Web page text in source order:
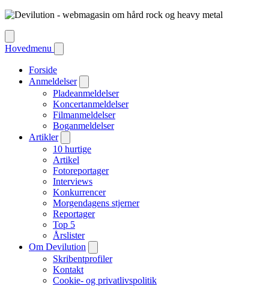
Hovedmenu
Forside
Anmeldelser
Pladeanmeldelser
Koncertanmeldelser
Filmanmeldelser
Boganmeldelser
Artikler
10 hurtige
Artikel
Fotoreportager
Interviews
Konkurrencer
Morgendagens stjerner
Reportager
Top 5
Årslister
Om Devilution
Skribentprofiler
Kontakt
Cookie- og privatlivspolitik